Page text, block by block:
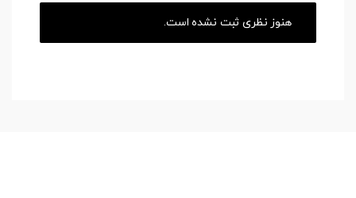
هنوز نظری ثبت نشده است.